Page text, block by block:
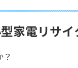
家電リサ